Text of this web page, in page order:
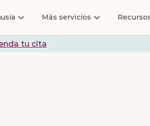
Más servicios
tu cita